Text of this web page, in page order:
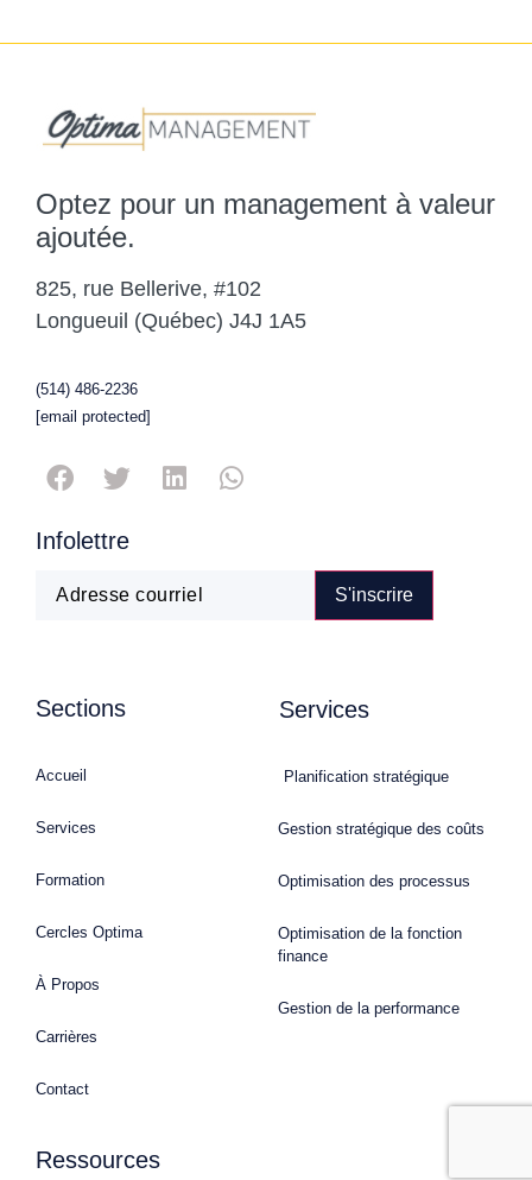
Optez pour un management à valeur
ajoutée.
825, rue Bellerive, #102
Longueuil (Québec) J4J 1A5
(514) 486-2236
[email protected]
Infolettre
S'inscrire
Sections
Accueil
Services
Formation
Cercles Optima
À Propos
Carrières
Contact
Services
Planification stratégique
Gestion stratégique des coûts
Optimisation des processus
Optimisation de la fonction
finance
Gestion de la performance
Ressources